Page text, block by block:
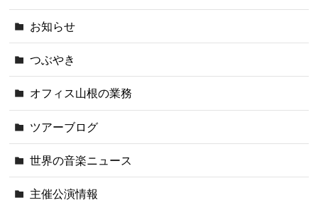
お知らせ
つぶやき
オフィス山根の業務
ツアーブログ
世界の音楽ニュース
主催公演情報